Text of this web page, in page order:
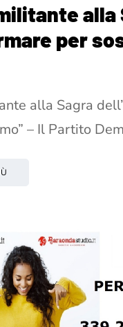
alla
per
alla Sagra
– Il Partito